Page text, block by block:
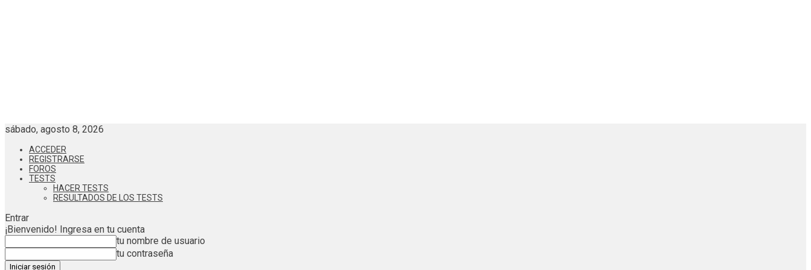
sábado, agosto 8, 2026
ACCEDER
REGISTRARSE
FOROS
TESTS
HACER TESTS
RESULTADOS DE LOS TESTS
Entrar
¡Bienvenido! Ingresa en tu cuenta
tu nombre de usuario
tu contraseña